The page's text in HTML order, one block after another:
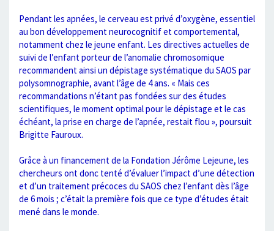
Pendant les apnées, le cerveau est privé d’oxygène, essentiel
au bon développement neurocognitif et comportemental,
notamment chez le jeune enfant. Les directives actuelles de
suivi de l’enfant porteur de l’anomalie chromosomique
recommandent ainsi un dépistage systématique du SAOS par
polysomnographie, avant l’âge de 4 ans. « Mais ces
recommandations n’étant pas fondées sur des études
scientifiques, le moment optimal pour le dépistage et le cas
échéant, la prise en charge de l’apnée, restait flou », poursuit
Brigitte Fauroux.
Grâce à un financement de la Fondation Jérôme Lejeune, les
chercheurs ont donc tenté d’évaluer l’impact d’une détection
et d’un traitement précoces du SAOS chez l’enfant dès l’âge
de 6 mois ; c’était la première fois que ce type d’études était
mené dans le monde.